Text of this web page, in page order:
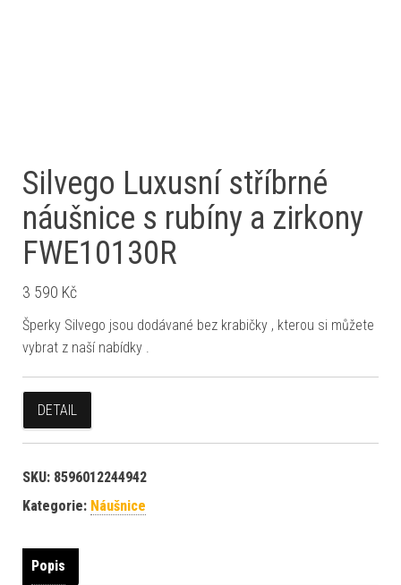
Silvego Luxusní stříbrné
náušnice s rubíny a zirkony
FWE10130R
3 590 Kč
Šperky Silvego jsou dodávané bez krabičky , kterou si můžete
vybrat z naší nabídky .
DETAIL
SKU: 8596012244942
Kategorie: Náušnice
Popis